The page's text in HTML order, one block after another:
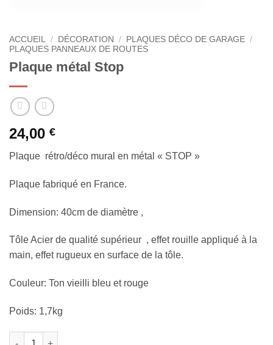
ACCUEIL / DÉCORATION / PLAQUES DÉCO DE GARAGE /
PLAQUES PANNEAUX DE ROUTES
Plaque métal Stop
24,00 €
Plaque rétro/déco mural en métal « STOP »
Plaque fabriqué en France.
Dimension: 40cm de diamètre ,
Tôle Acier de qualité supérieur , effet rouille appliqué à la
main, effet rugueux en surface de la tôle.
Couleur: Ton vieilli bleu et rouge
Poids: 1,7kg
quantité de Plaque métal Stop